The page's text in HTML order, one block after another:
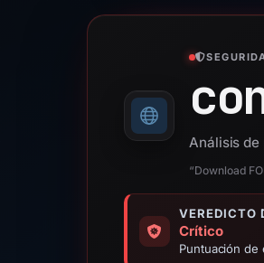
Análisis
“Download
VEREDICTO
Crítico
Puntuación de